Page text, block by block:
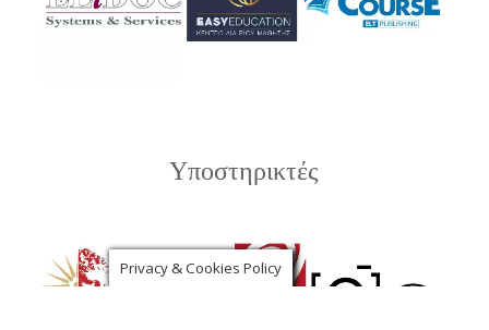
Υποστηρικτές
Privacy & Cookies Policy